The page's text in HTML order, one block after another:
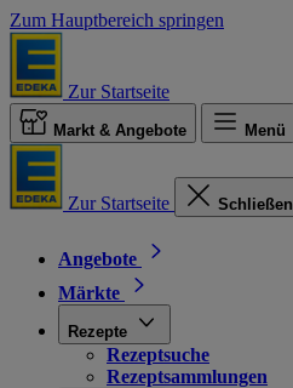
Zum Hauptbereich springen
Zur Startseite
Markt & Angebote Menü
Zur Startseite Schließen
Angebote
Märkte
Rezepte
Rezeptsuche
Rezeptsammlungen